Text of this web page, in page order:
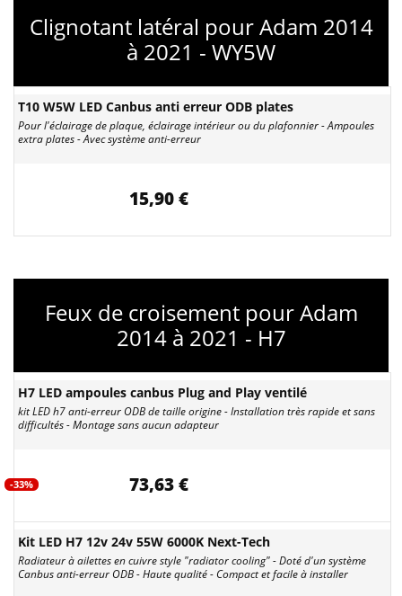
Clignotant latéral pour Adam 2014
à 2021 - WY5W
T10 W5W LED Canbus anti erreur ODB plates
Pour l'éclairage de plaque, éclairage intérieur ou du plafonnier - Ampoules
extra plates - Avec système anti-erreur
15,90 €
Feux de croisement pour Adam
2014 à 2021 - H7
H7 LED ampoules canbus Plug and Play ventilé
kit LED h7 anti-erreur ODB de taille origine - Installation très rapide et sans
difficultés - Montage sans aucun adapteur
-33% 73,63 €
Kit LED H7 12v 24v 55W 6000K Next-Tech
Radiateur à ailettes en cuivre style "radiator cooling" - Doté d'un système
Canbus anti-erreur ODB - Haute qualité - Compact et facile à installer